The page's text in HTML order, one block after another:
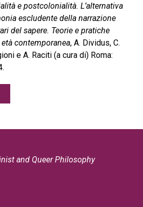
e postcolonialità. L’alternativa
escludente della narrazione
del sapere. Teorie e pratiche
contemporanea, A. Dividus, C.
e A. Raciti (a cura di) Roma:
and Queer Philosophy